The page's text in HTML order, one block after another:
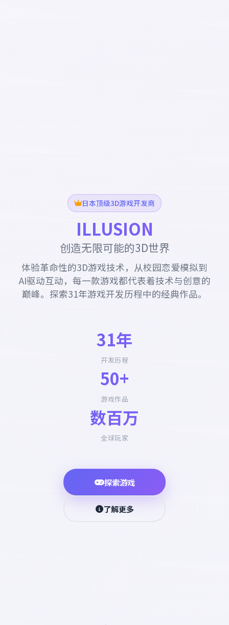
日本顶级3D游戏开发商
ILLUSION
创造无限可能的3D世界
体验革命性的3D游戏技术，从校园恋爱模拟到
AI驱动互动，每一款游戏都代表着技术与创意的
巅峰。探索31年游戏开发历程中的经典作品。
31年
开发历程
50+
游戏作品
数百万
全球玩家
探索游戏
了解更多